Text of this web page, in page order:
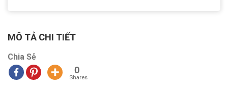
MÔ TẢ CHI TIẾT
Chia Sẻ
0
Shares